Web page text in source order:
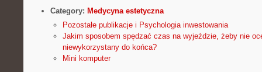
Category: Medycyna estetyczna
Pozostałe publikacje i Psychologia inwestowania
Jakim sposobem spędzać czas na wyjeździe, żeby nie
niewykorzystany do końca?
Mini komputer